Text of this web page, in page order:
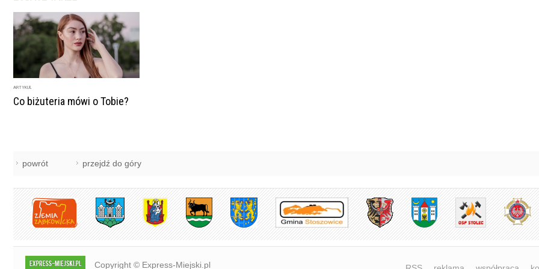
ARTYKUŁ
Co biżuteria mówi o Tobie?
powrót przejdź do góry
Copyright © Express-Miejski.pl